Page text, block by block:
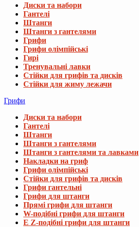
Диски та набори
Гантелі
Штанги
Штанги з гантелями
Грифи
Грифи олімпійські
Гирі
Тренувальні лавки
Стійки для грифів та дисків
Стійки для жиму лежачи
Грифи
Диски та набори
Гантелі
Штанги
Штанги з гантелями
Штанги з гантелями та лавками
Накладки на гриф
Грифи олімпійські
Стійки для грифів та дисків
Грифи гантельні
Грифи для штанги
Прямі грифи для штанги
W-подібні грифи для штанги
E Z-подібні грифи для штанги